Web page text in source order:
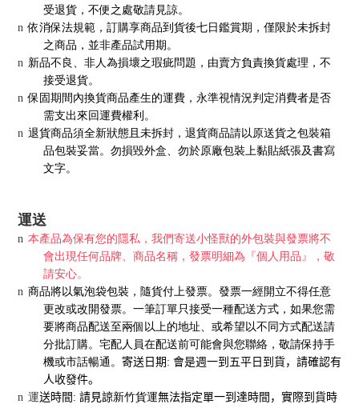
受退貨，不便之處敬請見諒。
n 依消保法規範，訂購享商品到貨後七日鑑賞期，僅限於未拆封
之商品，並非產品試用期。
n 新品不良、非人為損壞之瑕疵問題，由賣方負責換貨處理，不
接受退貨。
n 保固期間內換貨商品產生的運費，永準視情況判定消費者是否
需支出來回運費權利。
n 退貨商品須全新狀態且未拆封，退貨商品請以原送貨之包裝箱
品包裝妥當。勿損毀外盒、勿於原廠包裝上黏貼紙張及書寫
文字。
運送
n 本產品為保有您的隱私，我們寄送小怪獸的外包裝與發票將不
會出現任何品牌、商品名稱，發票明細為『個人用品』，敬
請安心。
n 商品將以氣泡袋包裝，隨貨付上發票。發票一經開立不得任意
更改或改開發票。一筆訂單只接受一種配送方式，如果您需
要將商品配送至兩個以上的地址、或希望以不同方式配送請
分批訂購。宅配人員在配送前可能會與您聯絡，敬請保持手
機或市話暢通。 寄送日期 : 會是週一到五平日到貨，請確認有
人收發件。
n 運送時間 : 請見諒新竹貨運無法指定單一到達時間，實際到貨時